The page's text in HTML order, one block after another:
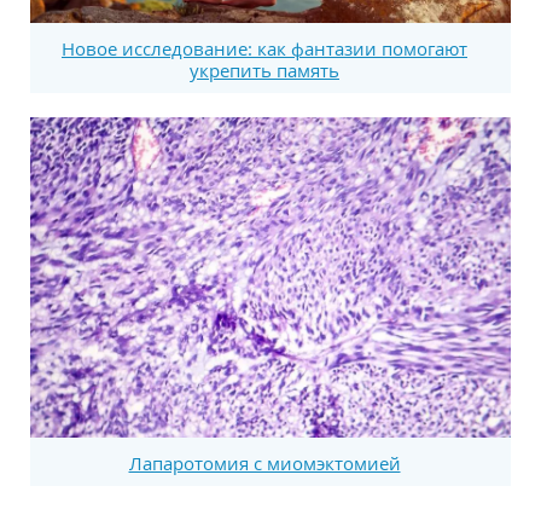
Новое исследование: как фантазии помогают
укрепить память
Лапаротомия с миомэктомией